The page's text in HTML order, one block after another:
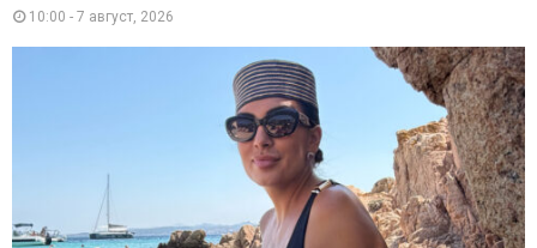
10:00 - 7 август, 2026